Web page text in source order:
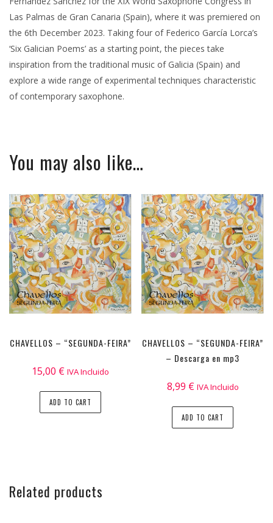
Las Palmas de Gran Canaria (Spain), where it was premiered on
the 6th December 2023. Taking four of Federico García Lorca’s
‘Six Galician Poems’ as a starting point, the pieces take
inspiration from the traditional music of Galicia (Spain) and
explore a wide range of experimental techniques characteristic
of contemporary saxophone.
You may also like…
CHAVELLOS – “SEGUNDA-FEIRA”
15,00 € IVA Incluido
ADD TO CART
CHAVELLOS – “SEGUNDA-FEIRA”
– Descarga en mp3
8,99 € IVA Incluido
ADD TO CART
Related products